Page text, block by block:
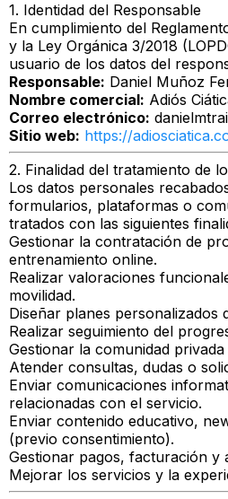
1. Identidad del Responsable
En cumplimiento del
y la Ley Orgánica 3/2018
usuario de los datos del
Responsable: Daniel Muñoz
Nombre comercial: Adiós
Correo electrónico:
Sitio web: https://
2. Finalidad del tratamiento de
Los datos personales
formularios, plataformas o
tratados con las siguientes
Gestionar la contratación de
entrenamiento online.
Realizar valoraciones
movilidad.
Diseñar planes personalizados
Realizar seguimiento del
Gestionar la comunidad
Atender consultas, dudas o
Enviar comunicaciones
relacionadas con el servicio.
Enviar contenido educativo,
(previo consentimiento).
Gestionar pagos, facturación y
Mejorar los servicios y la